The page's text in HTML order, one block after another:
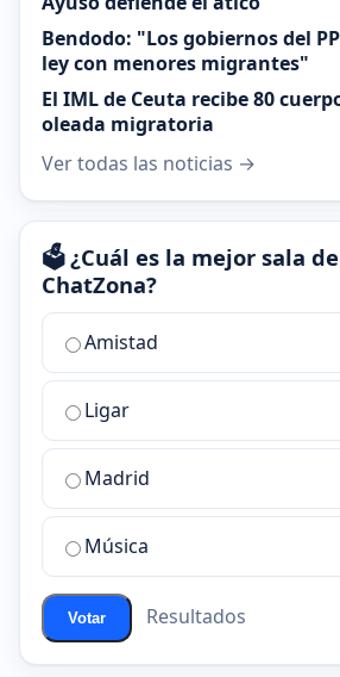
Bendodo: "Los gobiernos del
ley con menores migrantes"
El IML de Ceuta recibe 80
oleada migratoria
Ver todas las noticias →
🗳️ ¿Cuál es la mejor sala
ChatZona?
¿Cuál
la
mejor
sala
chat
ChatZona?
Amistad
Ligar
Madrid
Música
Votar Resultados